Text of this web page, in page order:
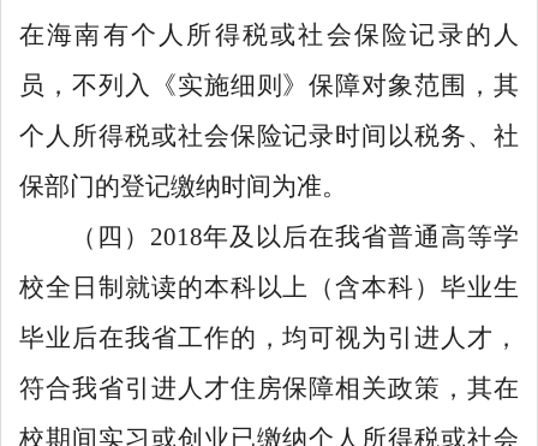
在海南有个人所得税或社会保险记录的人
员，不列入《实施细则》保障对象范围，其
个人所得税或社会保险记录时间以税务、社
保部门的登记缴纳时间为准。
（四） 2018年及以后在我省普通高等学
校全日制就读的本科以上（含本科）毕业生
毕业后在我省工作的，均可视为引进人才，
符合我省引进人才住房保障相关政策，其在
校期间实习或创业已缴纳个人所得税或社会